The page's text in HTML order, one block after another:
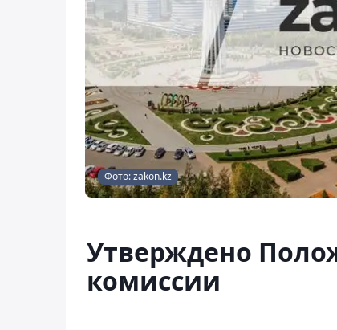
Фото: zakon.kz
Утверждено
комиссии